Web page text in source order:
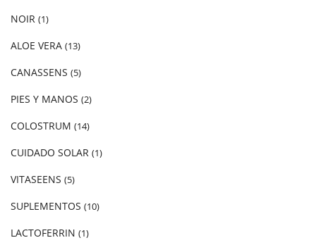
NOIR (1)
ALOE VERA (13)
CANASSENS (5)
PIES Y MANOS (2)
COLOSTRUM (14)
CUIDADO SOLAR (1)
VITASEENS (5)
SUPLEMENTOS (10)
LACTOFERRIN (1)